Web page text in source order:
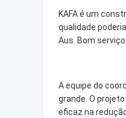
KAFA é um
qualidade
Aus. Bom serviço.
A equipe do
grande. O
eficaz na